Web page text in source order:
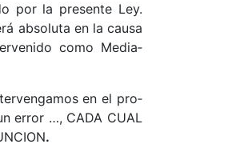
por la pre­sen­te Le­y.
ab­so­lu­ta en la cau­sa
co­mo Me­dia­
en el pro­
error …, CA­DA CUAL
.